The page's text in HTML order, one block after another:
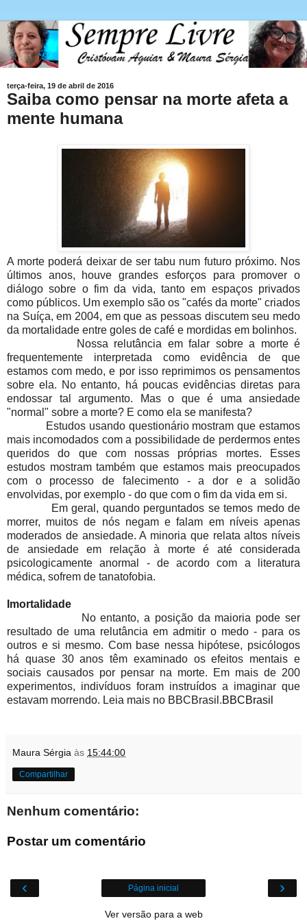
terça-feira, 19 de abril de 2016
Saiba como pensar na morte afeta a
mente humana
A morte poderá deixar de ser tabu num futuro próximo. Nos
últimos anos, houve grandes esforços para promover o
diálogo sobre o fim da vida, tanto em espaços privados
como públicos. Um exemplo são os "cafés da morte" criados
na Suíça, em 2004, em que as pessoas discutem seu medo
da mortalidade entre goles de café e mordidas em bolinhos.
Nossa relutância em falar sobre a morte é
frequentemente interpretada como evidência de que
estamos com medo, e por isso reprimimos os pensamentos
sobre ela. No entanto, há poucas evidências diretas para
endossar tal argumento. Mas o que é uma ansiedade
"normal" sobre a morte? E como ela se manifesta?
Estudos usando questionário mostram que estamos
mais incomodados com a possibilidade de perdermos entes
queridos do que com nossas próprias mortes. Esses
estudos mostram também que estamos mais preocupados
com o processo de falecimento - a dor e a solidão
envolvidas, por exemplo - do que com o fim da vida em si.
Em geral, quando perguntados se temos medo de
morrer, muitos de nós negam e falam em níveis apenas
moderados de ansiedade. A minoria que relata altos níveis
de ansiedade em relação à morte é até considerada
psicologicamente anormal - de acordo com a literatura
médica, sofrem de tanatofobia.
Imortalidade
No entanto, a posição da maioria pode ser
resultado de uma relutância em admitir o medo - para os
outros e si mesmo. Com base nessa hipótese, psicólogos
há quase 30 anos têm examinado os efeitos mentais e
sociais causados por pensar na morte. Em mais de 200
experimentos, indivíduos foram instruídos a imaginar que
estavam morrendo. Leia mais no BBCBrasil.BBCBrasil
Maura Sérgia às 15:44:00
Compartilhar
Nenhum comentário:
Postar um comentário
‹ ›
Página inicial
Ver versão para a web